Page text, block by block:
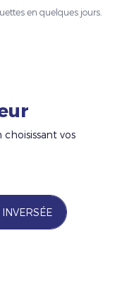
en quelques jours.
vos
INVERSÉE